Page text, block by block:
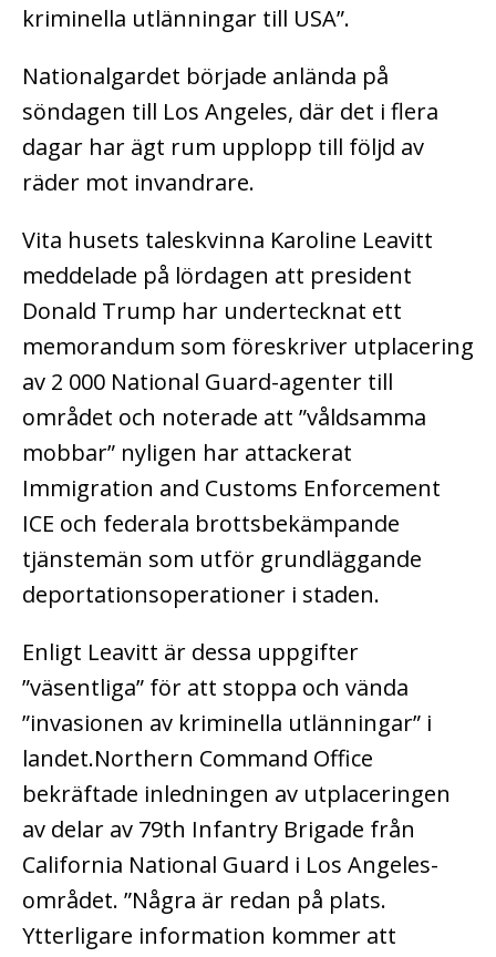
kriminella utlänningar till USA”.
Nationalgardet började anlända på
söndagen till Los Angeles, där det i flera
dagar har ägt rum upplopp till följd av
räder mot invandrare.
Vita husets taleskvinna Karoline Leavitt
meddelade på lördagen att president
Donald Trump har undertecknat ett
memorandum som föreskriver utplacering
av 2 000 National Guard-agenter till
området och noterade att ”våldsamma
mobbar” nyligen har attackerat
Immigration and Customs Enforcement
ICE och federala brottsbekämpande
tjänstemän som utför grundläggande
deportationsoperationer i staden.
Enligt Leavitt är dessa uppgifter
”väsentliga” för att stoppa och vända
”invasionen av kriminella utlänningar” i
landet.Northern Command Office
bekräftade inledningen av utplaceringen
av delar av 79th Infantry Brigade från
California National Guard i Los Angeles-
området. ”Några är redan på plats.
Ytterligare information kommer att